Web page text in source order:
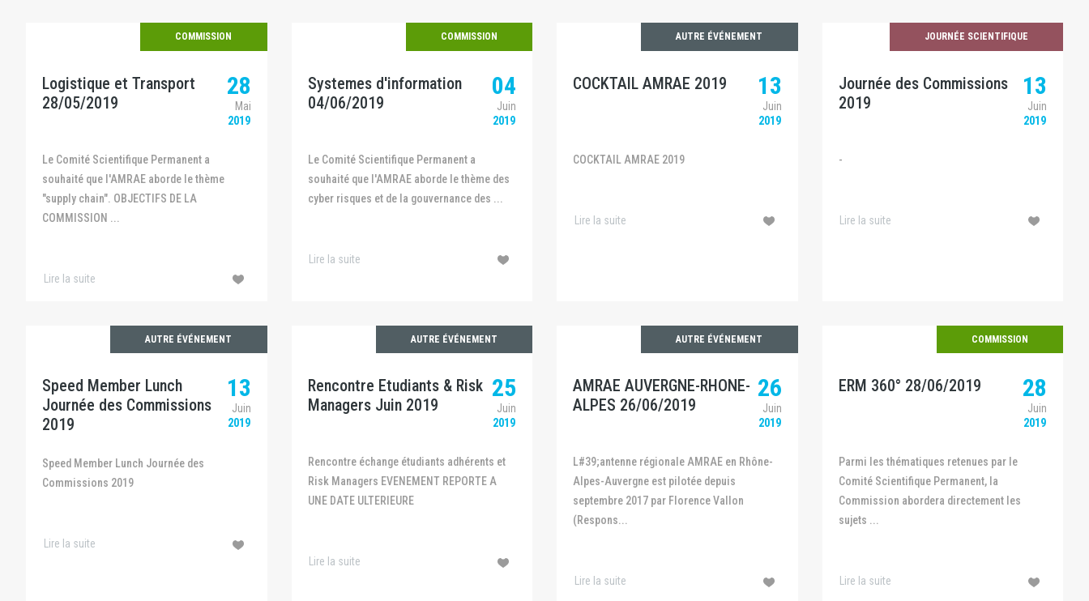
COMMISSION
Logistique et Transport
28/05/2019
28
Mai
2019
Le Comité Scientifique Permanent a
souhaité que l'AMRAE aborde le thème
"supply chain". OBJECTIFS DE LA
COMMISSION ...
Lire la suite
COMMISSION
Systemes d'information
04/06/2019
04
Juin
2019
Le Comité Scientifique Permanent a
souhaité que l'AMRAE aborde le thème des
cyber risques et de la gouvernance des ...
Lire la suite
AUTRE ÉVÉNEMENT
COCKTAIL AMRAE 2019 13
Juin
2019
COCKTAIL AMRAE 2019
Lire la suite
JOURNÉE SCIENTIFIQUE
Journée des Commissions
2019
13
Juin
2019
-
Lire la suite
AUTRE ÉVÉNEMENT
Speed Member Lunch
Journée des Commissions
2019
13
Juin
2019
Speed Member Lunch Journée des
Commissions 2019
Lire la suite
AUTRE ÉVÉNEMENT
Rencontre Etudiants & Risk
Managers Juin 2019
25
Juin
2019
Rencontre échange étudiants adhérents et
Risk Managers EVENEMENT REPORTE A
UNE DATE ULTERIEURE
Lire la suite
AUTRE ÉVÉNEMENT
AMRAE AUVERGNE-RHONE-
ALPES 26/06/2019
26
Juin
2019
L#39;antenne régionale AMRAE en Rhône-
Alpes-Auvergne est pilotée depuis
septembre 2017 par Florence Vallon
(Respons...
Lire la suite
COMMISSION
ERM 360° 28/06/2019 28
Juin
2019
Parmi les thématiques retenues par le
Comité Scientifique Permanent, la
Commission abordera directement les
sujets ...
Lire la suite